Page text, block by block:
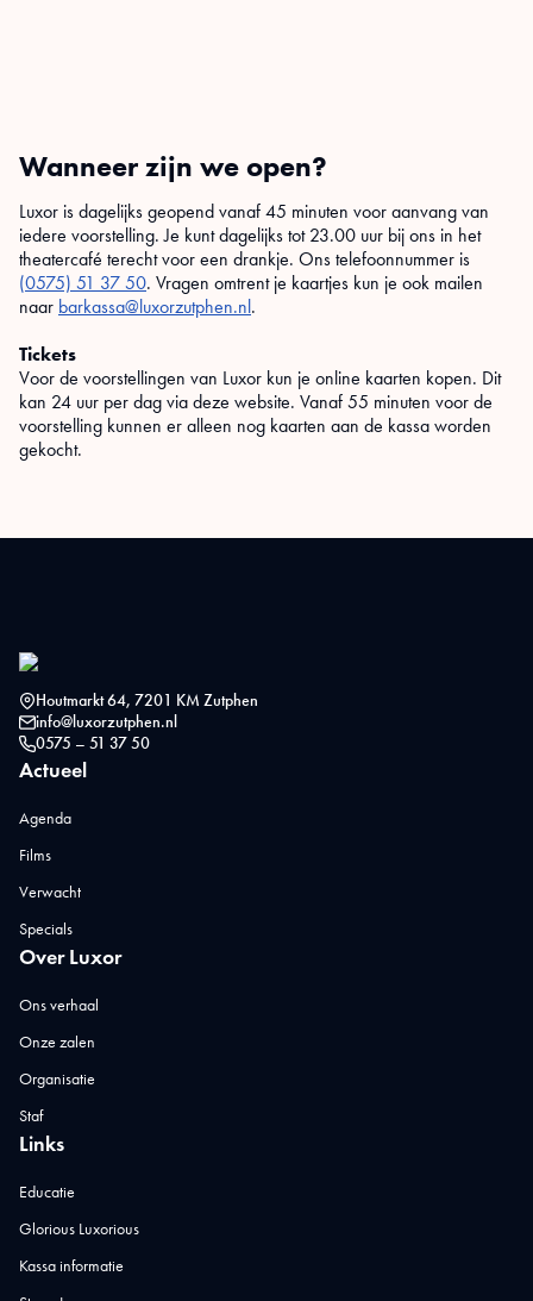
Wanneer zijn we open?
Luxor is dagelijks geopend vanaf 45 minuten voor aanvang van
iedere voorstelling. Je kunt dagelijks tot 23.00 uur bij ons in het
theatercafé terecht voor een drankje. Ons telefoonnummer is
(0575) 51 37 50. Vragen omtrent je kaartjes kun je ook mailen
naar barkassa@luxorzutphen.nl.
Tickets
Voor de voorstellingen van Luxor kun je online kaarten kopen. Dit
kan 24 uur per dag via deze website. Vanaf 55 minuten voor de
voorstelling kunnen er alleen nog kaarten aan de kassa worden
gekocht.
Houtmarkt 64, 7201 KM Zutphen
info@luxorzutphen.nl
0575 – 51 37 50
Actueel
Agenda
Films
Verwacht
Specials
Over Luxor
Ons verhaal
Onze zalen
Organisatie
Staf
Links
Educatie
Glorious Luxorious
Kassa informatie